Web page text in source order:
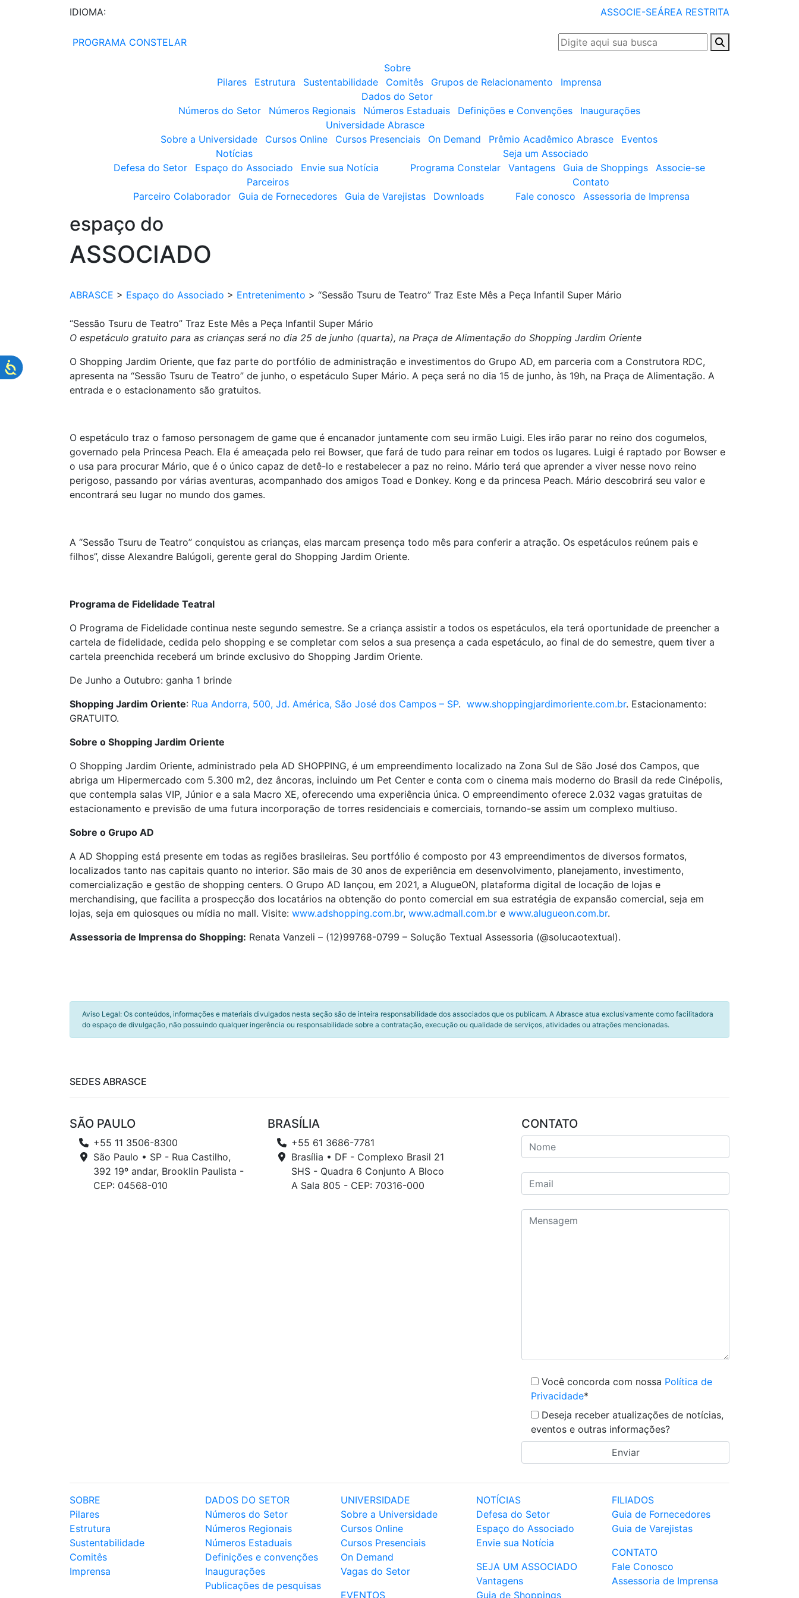
IDIOMA: ASSOCIE-SEÁREA RESTRITA
PROGRAMA CONSTELAR
Sobre
Pilares
Estrutura Sustentabilidade Comitês Grupos de Relacionamento
Imprensa
Dados do Setor
Números do Setor
Números Regionais Números Estaduais Definições e Convenções
Inaugurações
Universidade Abrasce
Sobre a Universidade
Cursos Online Cursos Presenciais On Demand Prêmio Acadêmico Abrasce
Eventos
Notícias
Defesa do Setor
Espaço do Associado Envie sua Notícia
Seja um Associado
Programa Constelar
Vantagens Guia de Shoppings
Associe-se
Parceiros
Parceiro Colaborador
Guia de Fornecedores Guia de Varejistas Downloads
Contato
Fale conosco
Assessoria de Imprensa
espaço do
ASSOCIADO
ABRASCE > Espaço do Associado > Entretenimento > “Sessão Tsuru de Teatro” Traz Este Mês a Peça Infantil Super Mário
“Sessão Tsuru de Teatro” Traz Este Mês a Peça Infantil Super Mário
O espetáculo gratuito para as crianças será no dia 25 de junho (quarta), na Praça de Alimentação do Shopping Jardim Oriente
O Shopping Jardim Oriente, que faz parte do portfólio de administração e investimentos do Grupo AD, em parceria com a Construtora RDC,
apresenta na “Sessão Tsuru de Teatro” de junho, o espetáculo Super Mário. A peça será no dia 15 de junho, às 19h, na Praça de Alimentação. A
entrada e o estacionamento são gratuitos.
O espetáculo traz o famoso personagem de game que é encanador juntamente com seu irmão Luigi. Eles irão parar no reino dos cogumelos,
governado pela Princesa Peach. Ela é ameaçada pelo rei Bowser, que fará de tudo para reinar em todos os lugares. Luigi é raptado por Bowser e
o usa para procurar Mário, que é o único capaz de detê-lo e restabelecer a paz no reino. Mário terá que aprender a viver nesse novo reino
perigoso, passando por várias aventuras, acompanhado dos amigos Toad e Donkey. Kong e da princesa Peach. Mário descobrirá seu valor e
encontrará seu lugar no mundo dos games.
A “Sessão Tsuru de Teatro” conquistou as crianças, elas marcam presença todo mês para conferir a atração. Os espetáculos reúnem pais e
filhos”, disse Alexandre Balúgoli, gerente geral do Shopping Jardim Oriente.
Programa de Fidelidade Teatral
O Programa de Fidelidade continua neste segundo semestre. Se a criança assistir a todos os espetáculos, ela terá oportunidade de preencher a
cartela de fidelidade, cedida pelo shopping e se completar com selos a sua presença a cada espetáculo, ao final de do semestre, quem tiver a
cartela preenchida receberá um brinde exclusivo do Shopping Jardim Oriente.
De Junho a Outubro: ganha 1 brinde
Shopping Jardim Oriente: Rua Andorra, 500, Jd. América, São José dos Campos – SP. www.shoppingjardimoriente.com.br. Estacionamento:
GRATUITO.
Sobre o Shopping Jardim Oriente
O Shopping Jardim Oriente, administrado pela AD SHOPPING, é um empreendimento localizado na Zona Sul de São José dos Campos, que
abriga um Hipermercado com 5.300 m2, dez âncoras, incluindo um Pet Center e conta com o cinema mais moderno do Brasil da rede Cinépolis,
que contempla salas VIP, Júnior e a sala Macro XE, oferecendo uma experiência única. O empreendimento oferece 2.032 vagas gratuitas de
estacionamento e previsão de uma futura incorporação de torres residenciais e comerciais, tornando-se assim um complexo multiuso.
Sobre o Grupo AD
A AD Shopping está presente em todas as regiões brasileiras. Seu portfólio é composto por 43 empreendimentos de diversos formatos,
localizados tanto nas capitais quanto no interior. São mais de 30 anos de experiência em desenvolvimento, planejamento, investimento,
comercialização e gestão de shopping centers. O Grupo AD lançou, em 2021, a AlugueON, plataforma digital de locação de lojas e
merchandising, que facilita a prospecção dos locatários na obtenção do ponto comercial em sua estratégia de expansão comercial, seja em
lojas, seja em quiosques ou mídia no mall. Visite: www.adshopping.com.br, www.admall.com.br e www.alugueon.com.br.
Assessoria de Imprensa do Shopping: Renata Vanzeli – (12)99768-0799 – Solução Textual Assessoria (@solucaotextual).
Aviso Legal: Os conteúdos, informações e materiais divulgados nesta seção são de inteira responsabilidade dos associados que os publicam. A Abrasce atua exclusivamente como facilitadora
do espaço de divulgação, não possuindo qualquer ingerência ou responsabilidade sobre a contratação, execução ou qualidade de serviços, atividades ou atrações mencionadas.
SEDES ABRASCE
SÃO PAULO
+55 11 3506-8300
São Paulo • SP - Rua Castilho,
392 19º andar, Brooklin Paulista -
CEP: 04568-010
BRASÍLIA
+55 61 3686-7781
Brasília • DF - Complexo Brasil 21
SHS - Quadra 6 Conjunto A Bloco
A Sala 805 - CEP: 70316-000
CONTATO
Você concorda com nossa Política de
Privacidade*
Deseja receber atualizações de notícias,
eventos e outras informações?
SOBRE
Pilares
Estrutura
Sustentabilidade
Comitês
Imprensa
DADOS DO SETOR
Números do Setor
Números Regionais
Números Estaduais
Definições e convenções
Inaugurações
Publicações de pesquisas
UNIVERSIDADE
Sobre a Universidade
Cursos Online
Cursos Presenciais
On Demand
Vagas do Setor
EVENTOS
NOTÍCIAS
Defesa do Setor
Espaço do Associado
Envie sua Notícia
SEJA UM ASSOCIADO
Vantagens
Guia de Shoppings
FILIADOS
Guia de Fornecedores
Guia de Varejistas
CONTATO
Fale Conosco
Assessoria de Imprensa